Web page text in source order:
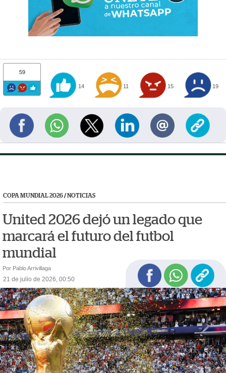
59
14 11 15 19
COPA MUNDIAL 2026/NOTICIAS
United 2026 dejó un legado que
marcará el futuro del futbol
mundial
Por Pablo Arrivillaga
21 de julio de 2026, 00:50